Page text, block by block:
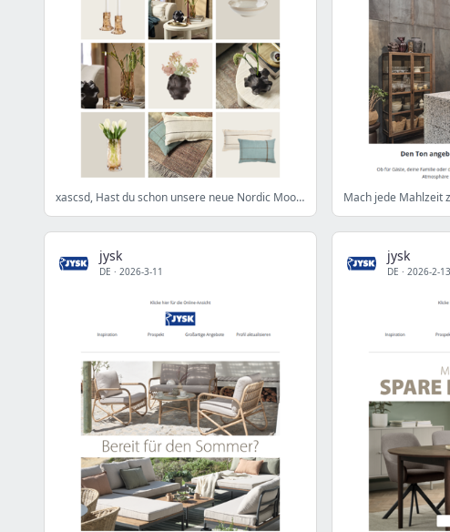
xascsd, Hast du schon unsere neue Nordic Mood-Kollektion gesehen? Mach jede Mahlzeit
jysk
DE · 2026-3-11
jysk
DE · 2026-2-13